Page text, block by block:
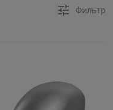
Фильтр